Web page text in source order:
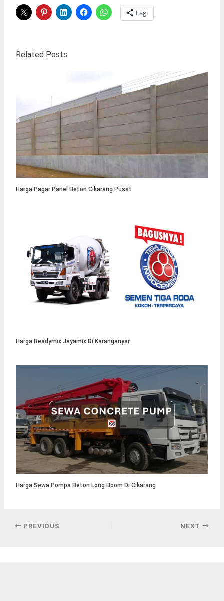
Lagi
Related Posts
Harga Pagar Panel Beton Cikarang Pusat
Harga Readymix Jayamix Di Karanganyar
Harga Sewa Pompa Beton Long Boom Di Cikarang
PREVIOUS NEXT